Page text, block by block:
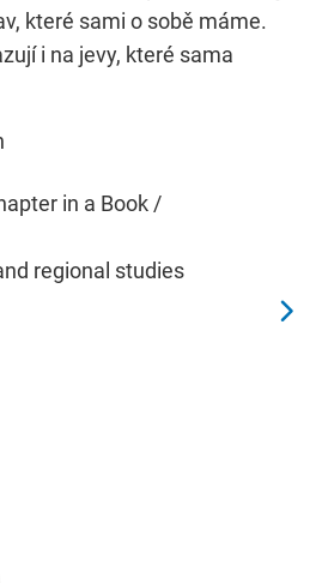
které sami o sobě máme.
i na jevy, které sama
in a Book /
regional studies